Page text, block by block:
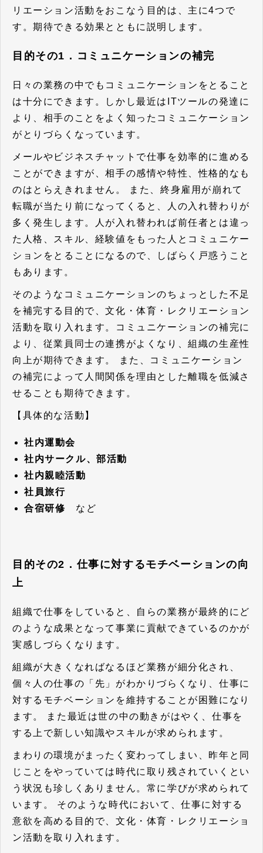
リエーション活動をおこなう目的は、主に4つで
す。期待できる効果とともに説明します。
目的その1．コミュニケーションの補完
日々の業務の中でもコミュニケーションをとること
は十分にできます。しかし最近はITツールの発達に
より、相手のことをよく知ったコミュニケーション
がとりづらくなっています。
メールやビジネスチャットで仕事を効率的に進める
ことができますが、相手の感情や特性、性格的なも
のはとらえきれません。 また、終身雇用が崩れて
転職が当たり前になってくると、人の入れ替わりが
多く発生します。人が入れ替われば前任者とは違っ
た人格、スキル、経験値をもった人とコミュニケー
ションをとることになるので、しばらく戸惑うこと
もあります。
そのようなコミュニケーションのちょっとした不足
を補完する目的で、文化・体育・レクリエーション
活動を取り入れます。
コミュニケーションの補完に
より、従業員同士の連携がよくなり、組織の生産性
向上が期待できます。
また、コミュニケーション
の補完によって人間関係を理由とした離職を低減さ
せることも期待できます。
【具体的な活動】
社内運動会
社内サークル、部活動
社内親睦活動
社員旅行
合宿研修 など
目的その2．仕事に対するモチベーションの向
上
組織で仕事をしていると、自らの業務が最終的にど
のような成果となって事業に貢献できているのかが
実感しづらくなります。
組織が大きくなればなるほど業務が細分化され、
個々人の仕事の「先」がわかりづらくなり、仕事に
対するモチベーションを維持することが困難になり
ます。 また最近は世の中の動きがはやく、仕事を
する上で新しい知識やスキルが求められます。
まわりの環境がまったく変わってしまい、昨年と同
じことをやっていては時代に取り残されていくとい
う状況も珍しくありません。常に学びが求められて
います。 そのような時代において、仕事に対する
意欲を高める目的で、文化・体育・レクリエーショ
ン活動を取り入れます。